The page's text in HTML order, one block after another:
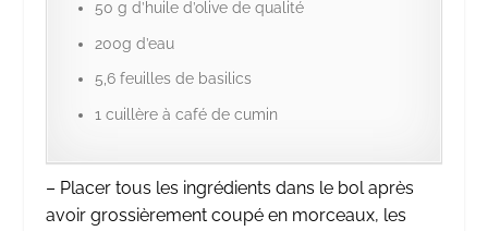
50 g d’huile d’olive de qualité
200g d’eau
5,6 feuilles de basilics
1 cuillère à café de cumin
– Placer tous les ingrédients dans le bol après
avoir grossièrement coupé en morceaux, les